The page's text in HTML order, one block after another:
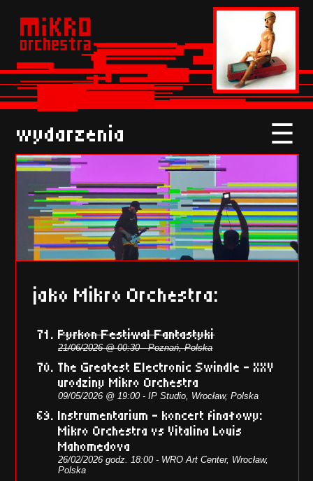
wydarzenia ☰
jako Mikro Orchestra:
Pyrkon Festiwal Fantastyki
21/06/2026 @ 00:30 - Poznań, Polska
The Greatest Electronic Swindle - XXV
urodziny Mikro Orchestra
09/05/2026 @ 19:00 - IP Studio, Wrocław, Polska
Instrumentarium - koncert finałowy:
Mikro Orchestra vs Vitalina Louis
Mahomedova
26/02/2026 godz. 18:00 - WRO Art Center, Wrocław,
Polska